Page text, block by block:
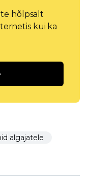
hõlpsalt
kui ka
algajatele